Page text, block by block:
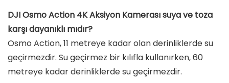
DJI Osmo Action 4K Aksiyon Kamerası suya ve toza
karşı dayanıklı mıdır?
Osmo Action, 11 metreye kadar olan derinliklerde su
geçirmezdir. Su geçirmez bir kılıfla kullanırken, 60
metreye kadar derinliklerde su geçirmezdir.